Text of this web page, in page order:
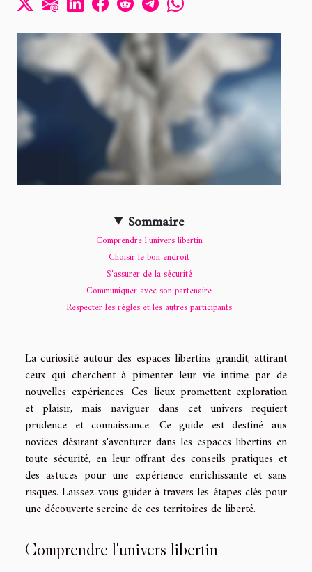
Sommaire
Comprendre l'univers libertin
Choisir le bon endroit
S'assurer de la sécurité
Communiquer avec son partenaire
Respecter les règles et les autres participants
La curiosité autour des espaces libertins grandit, attirant
ceux qui cherchent à pimenter leur vie intime par de
nouvelles expériences. Ces lieux promettent exploration
et plaisir, mais naviguer dans cet univers requiert
prudence et connaissance. Ce guide est destiné aux
novices désirant s'aventurer dans les espaces libertins en
toute sécurité, en leur offrant des conseils pratiques et
des astuces pour une expérience enrichissante et sans
risques. Laissez-vous guider à travers les étapes clés pour
une découverte sereine de ces territoires de liberté.
Comprendre l'univers libertin